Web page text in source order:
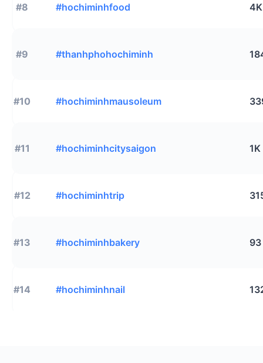
#8 #hochiminhfood 4K
#9 #thanhphohochiminh
#10 #hochiminhmausoleum
#11 #hochiminhcitysaigon 1K
#12 #hochiminhtrip
#13 #hochiminhbakery 93
#14 #hochiminhnail